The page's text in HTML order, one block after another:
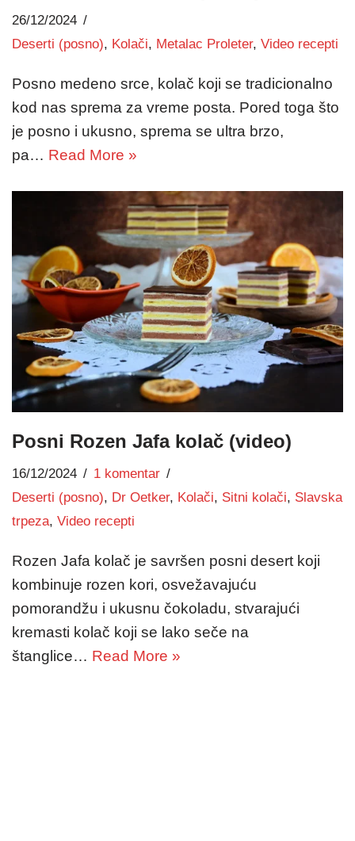
26/12/2024
Deserti (posno), Kolači, Metalac Proleter, Video recepti
Posno medeno srce, kolač koji se tradicionalno
kod nas sprema za vreme posta. Pored toga što
je posno i ukusno, sprema se ultra brzo,
pa… Read More »
Posni Rozen Jafa kolač (video)
16/12/2024
1 komentar
Deserti (posno), Dr Oetker, Kolači, Sitni kolači, Slavska
trpeza, Video recepti
Rozen Jafa kolač je savršen posni desert koji
kombinuje rozen kori, osvežavajuću
pomorandžu i ukusnu čokoladu, stvarajući
kremasti kolač koji se lako seče na
štanglice… Read More »